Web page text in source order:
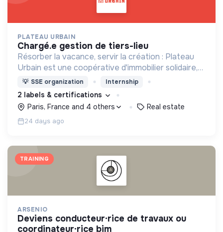
PLATEAU URBAIN
chargé.e gestion de tiers-lieu
Résorber la vacance, servir la création : Plateau
Urbain est une coopérative d'immobilier solidaire,
spécialisée dans le montage et la gestion
d'occupations temporaires de bâtiments vacants
💡 SSE organization Internship
2 labels & certifications
Paris, France and 4 others
Real estate
24 days ago
TRAINING
ARSENIO
deviens conducteur·rice de travaux ou
coordinateur·rice bim